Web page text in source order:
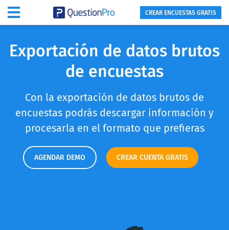
CREAR ENCUESTAS GRATIS
Exportación de datos brutos
de encuestas
Con la exportación de datos brutos de
encuestas podrás descargar información y
procesarla en el formato que prefieras
AGENDAR DEMO CREAR CUENTA GRATIS